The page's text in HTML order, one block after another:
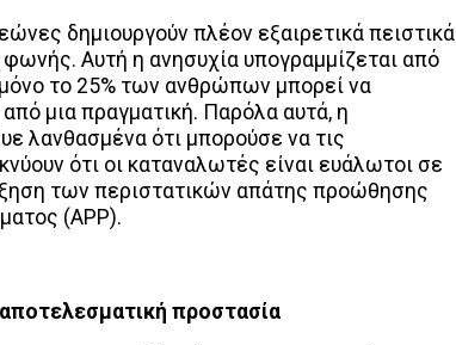
δημιουργούν πλέον εξαιρετικά πειστικά
φωνής. Αυτή η ανησυχία υπογραμμίζεται από
μόνο το 25% των ανθρώπων μπορεί να
μια πραγματική. Παρόλα αυτά, η
λανθασμένα ότι μπορούσε να τις
ότι οι καταναλωτές είναι ευάλωτοι σε
των περιστατικών απάτης προώθησης
(APP).
προστασία